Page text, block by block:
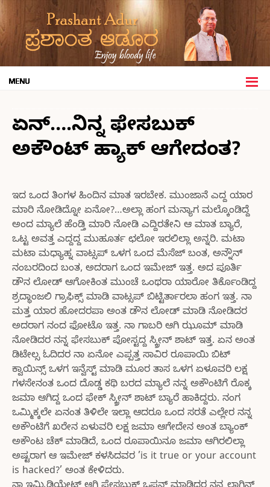
ಏನ್….ನಿನ್ನ ಫೇಸಬುಕ್
ಅಕೌಂಟ್ ಹ್ಯಾಕ್ ಆಗೇದಂತ?
ಇದ ಒಂದ ತಿಂಗಳ ಹಿಂದಿನ ಮಾತ ಇರಬೇಕ. ಮುಂಜಾನೆ ಎದ್ದ ಯಾರ
ಮಾರಿ ನೋಡಿದ್ನೋ ಏನೋ?…ಅಲ್ಲಾ ಹಂಗ ಮನ್ಯಾಗ ಮಲ್ಕೊಂಡಿದ್ದೆ
ಅಂದ ಮ್ಯಾಲೆ ಹೆಂಡ್ತಿ ಮಾರಿ ನೋಡಿ ಎದ್ದಿರತೇನಿ ಆ ಮಾತ ಬ್ಯಾರೆ,
ಒಟ್ಟ ಅವತ್ತ ಎದ್ದದ್ದ ಮುಹೂರ್ತ ಛಲೋ ಇರಲಿಲ್ಲಾ ಅನ್ನರಿ. ಮಟಾ
ಮಟಾ ಮಧ್ಯಾಹ್ನ ವಾಟ್ಸಪ್ ಒಳಗ ಒಂದ ಮೆಸೆಜ್ ಬಂತ, ಅನ್ನೌನ್
ನಂಬರದಿಂದ ಬಂತ, ಅದರಾಗ ಒಂದ ಇಮೇಜ್ ಇತ್ತ. ಅದ ಪೂರ್ತಿ
ಡೌನ ಲೋಡ್ ಆಗೋಕಿಂತ ಮುಂಚೆ ಒಂಥರಾ ಯಾರೋ ತಿರ್ಕೊಂಡಿದ್ದ
ಶ್ರದ್ಧಾಂಜಲಿ ಗ್ರಾಫಿಕ್ಸ್ ಮಾಡಿ ವಾಟ್ಸಪ್ ಬಿಟ್ಟಿರ್ತಾರಲಾ ಹಂಗ ಇತ್ತ. ನಾ
ಮತ್ತ ಯಾರ ಹೋದರಪಾ ಅಂತ ಡೌನ ಲೋಡ್ ಮಾಡಿ ನೋಡಿದರ
ಅದರಾಗ ನಂದ ಫೋಟೊ ಇತ್ತ. ನಾ ಗಾಬರಿ ಆಗಿ ಝೂಮ್ ಮಾಡಿ
ನೋಡಿದರ ನನ್ನ ಫೇಸಬುಕ್ ಪೋಸ್ಟದ್ದ ಸ್ಕ್ರೀನ್ ಶಾಟ್ ಇತ್ತ. ಏನ ಅಂತ
ಡಿಟೇಲ್ಸ ಓದಿದರ ನಾ ಏನೋ ಎಪ್ಪತ್ತ ಸಾವಿರ ರೂಪಾಯಿ ಬಿಟ್
ಕ್ವಾಯಿನ್ಸ್ ಒಳಗ ಇನ್ವೆಸ್ಟ್ ಮಾಡಿ ಮೂರ ತಾಸ ಒಳಗ ಏಳೂವರಿ ಲಕ್ಷ
ಗಳಸೇನಂತ ಒಂದ ದೊಡ್ಡ ಕಥಿ ಬರದ ಮ್ಯಾಲೆ ನನ್ನ ಅಕೌಂಟಿಗೆ ರೊಕ್ಕ
ಜಮಾ ಆಗಿದ್ದ ಒಂದ ಫೇಕ್ ಸ್ಕ್ರೀನ್ ಶಾಟ್ ಬ್ಯಾರೆ ಹಾಕಿದ್ದರು. ನಂಗ
ಒಮ್ಮಿಕ್ಕಲೇ ಏನಂತ ತಿಳಿಲೇ ಇಲ್ಲಾ ಆದರೂ ಒಂದ ಸರತೆ ಎಲ್ಲೇರ ನನ್ನ
ಅಕೌಂಟಿಗೆ ಖರೇನ ಏಳುವರಿ ಲಕ್ಷ ಜಮಾ ಆಗೇದೇನ ಅಂತ ಬ್ಯಾಂಕ್
ಅಕೌಂಟ ಚೆಕ್ ಮಾಡಿದೆ, ಒಂದ ರೂಪಾಯಿನೂ ಜಮಾ ಆಗಿರಲಿಲ್ಲಾ
ಅಷ್ಟರಾಗ ಆ ಇಮೇಜ್ ಕಳಸಿದವರ ’is it true or your account
is hacked?’ ಅಂತ ಕೇಳಿದರು.